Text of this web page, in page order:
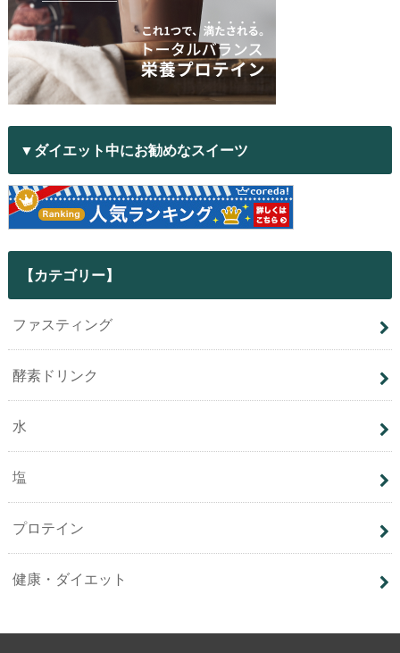
▼ダイエット中にお勧めなスイーツ
【カテゴリー】
ファスティング
酵素ドリンク
水
塩
プロテイン
健康・ダイエット